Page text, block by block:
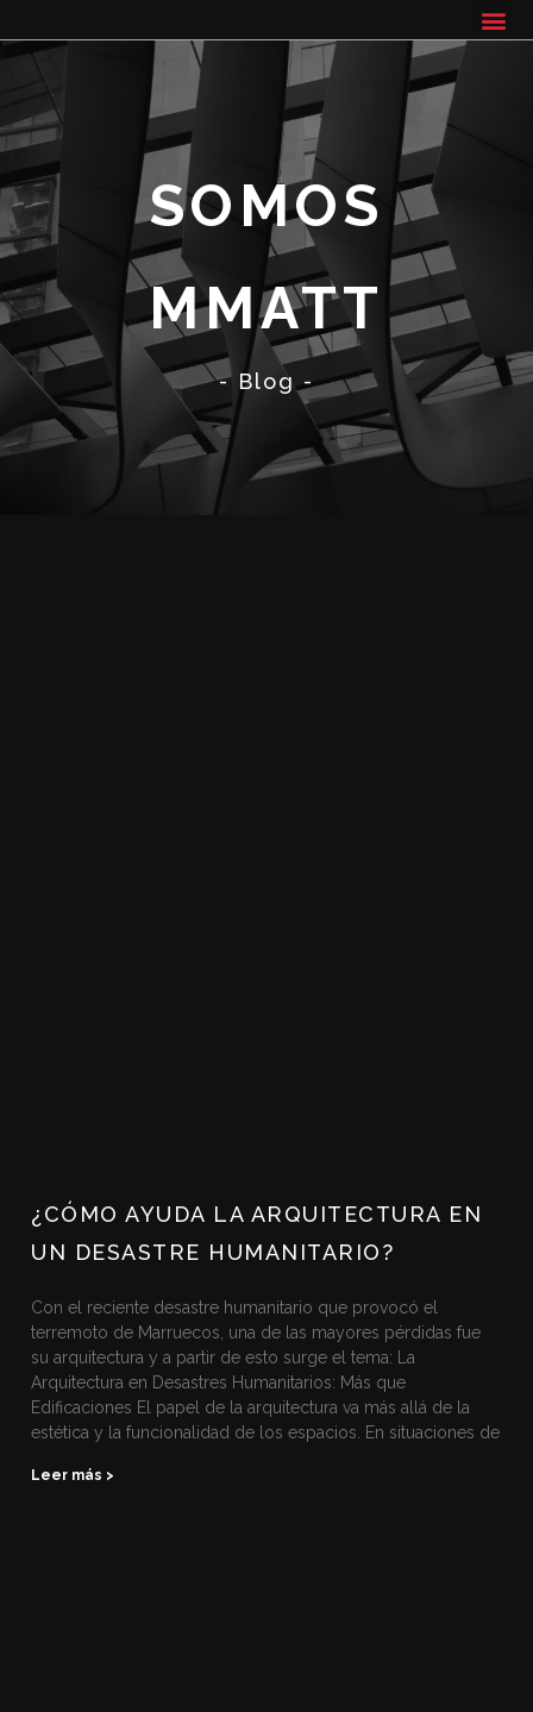
SOMOS
MMATT
- Blog -
¿CÓMO AYUDA LA ARQUITECTURA EN
UN DESASTRE HUMANITARIO?
Con el reciente desastre humanitario que provocó el
terremoto de Marruecos, una de las mayores pérdidas fue
su arquitectura y a partir de esto surge el tema: La
Arquitectura en Desastres Humanitarios: Más que
Edificaciones El papel de la arquitectura va más allá de la
estética y la funcionalidad de los espacios. En situaciones de
Leer más >